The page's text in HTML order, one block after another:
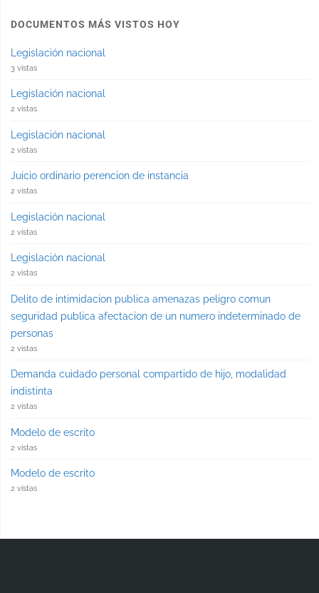
DOCUMENTOS MÁS VISTOS HOY
Legislación nacional
3 vistas
Legislación nacional
2 vistas
Legislación nacional
2 vistas
Juicio ordinario perencion de instancia
2 vistas
Legislación nacional
2 vistas
Legislación nacional
2 vistas
Delito de intimidacion publica amenazas peligro comun
seguridad publica afectacion de un numero indeterminado de
personas
2 vistas
Demanda cuidado personal compartido de hijo, modalidad
indistinta
2 vistas
Modelo de escrito
2 vistas
Modelo de escrito
2 vistas